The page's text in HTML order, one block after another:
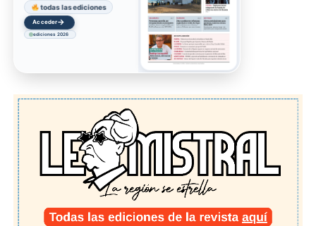
todas las ediciones
Acceder→
ediciones 2026